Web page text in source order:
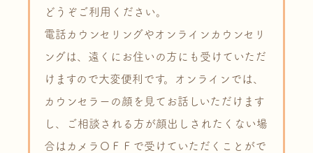
どうぞご利用ください。
電話カウンセリングやオンラインカウンセリ
ングは、遠くにお住いの方にも受けていただ
けますので大変便利です。オンラインでは、
カウンセラーの顔を見てお話しいただけます
し、ご相談される方が顔出しされたくない場
合はカメラＯＦＦで受けていただくことがで